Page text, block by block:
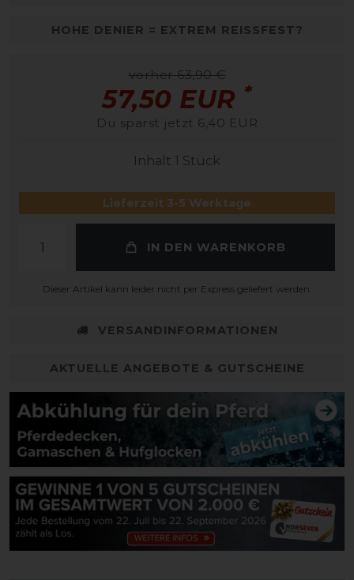
HOHE DENIER = EXTREM REISSFEST?
vorher 63,90 €
57,50 EUR *
Du sparst jetzt 6,40 EUR
Inhalt 1 Stück
Lieferzeit 3-5 Werktage
IN DEN WARENKORB
Dieser Artikel kann leider nicht per Express geliefert werden.
VERSANDINFORMATIONEN
AKTUELLE ANGEBOTE & GUTSCHEINE